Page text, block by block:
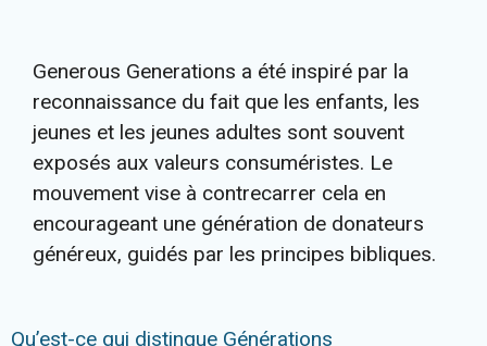
Generous Generations a été inspiré par la
reconnaissance du fait que les enfants, les
jeunes et les jeunes adultes sont souvent
exposés aux valeurs consuméristes. Le
mouvement vise à contrecarrer cela en
encourageant une génération de donateurs
généreux, guidés par les principes bibliques.
Qu’est-ce qui distingue Générations